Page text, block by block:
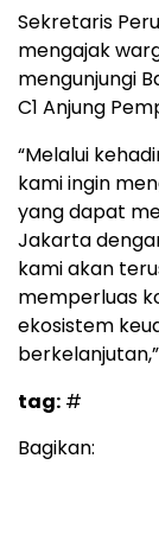
Sekretaris
mengajak
mengunjungi
C1 Anjung
“Melalui
kami ingin
yang dapat
Jakarta
kami akan
memperluas
ekosistem
tag: #
Bagikan: